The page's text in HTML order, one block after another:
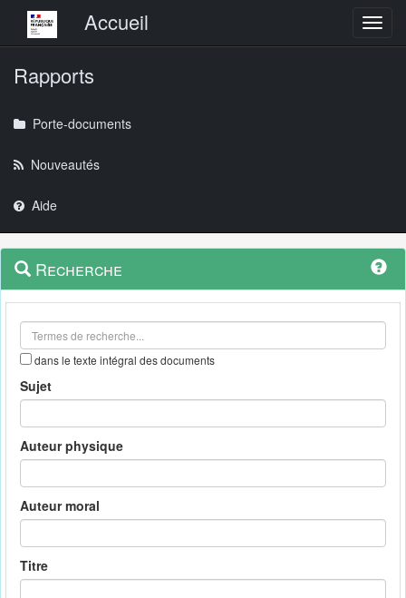
Menu principalAccueil
Rapports
Porte-documents
Nouveautés
Aide
Navigation
outils
Menu
contextuel
Recherche
dans le texte intégral des documents
Sujet
Auteur physique
Auteur moral
Titre